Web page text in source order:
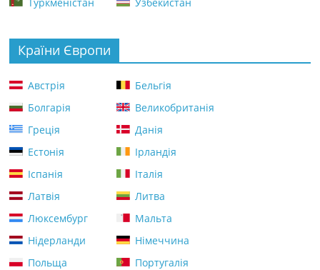
Країни Європи
Австрія
Бельгія
Болгарія
Великобританія
Греція
Данія
Естонія
Ірландія
Іспанія
Італія
Латвія
Литва
Люксембург
Мальта
Нідерланди
Німеччина
Польща
Португалія